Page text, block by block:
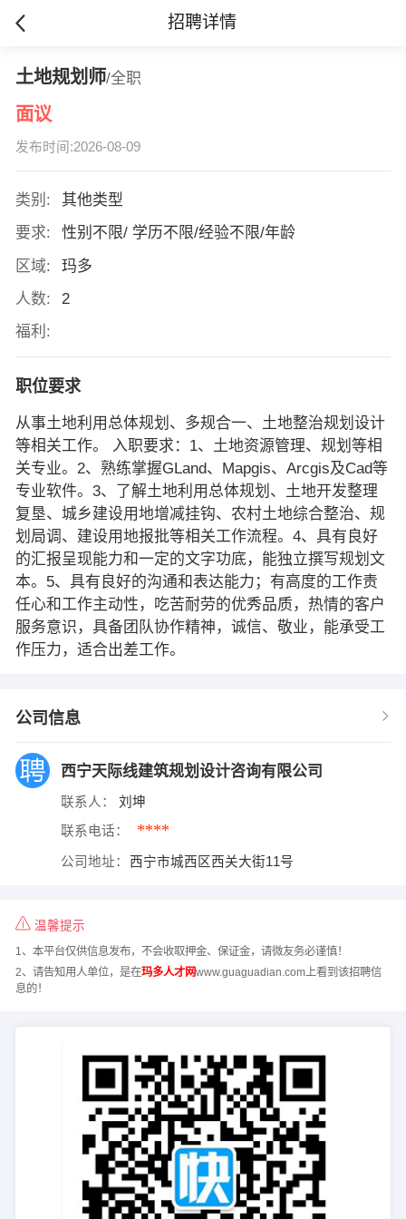
招聘详情
土地规划师/全职
面议
发布时间:2026-08-09
类别:
其他类型
要求:
性别不限/ 学历不限/经验不限/年龄
区域:
玛多
人数:
2
福利:
职位要求
从事土地利用总体规划、多规合一、土地整治规划设计
等相关工作。 入职要求：1、土地资源管理、规划等相
关专业。2、熟练掌握GLand、Mapgis、Arcgis及Cad等
专业软件。3、了解土地利用总体规划、土地开发整理
复垦、城乡建设用地增减挂钩、农村土地综合整治、规
划局调、建设用地报批等相关工作流程。4、具有良好
的汇报呈现能力和一定的文字功底，能独立撰写规划文
本。5、具有良好的沟通和表达能力；有高度的工作责
任心和工作主动性，吃苦耐劳的优秀品质，热情的客户
服务意识，具备团队协作精神，诚信、敬业，能承受工
作压力，适合出差工作。
公司信息
西宁天际线建筑规划设计咨询有限公司
联系人： 刘坤
联系电话： ****
公司地址： 西宁市城西区西关大街11号
温馨提示
1、本平台仅供信息发布，不会收取押金、保证金，请微友务必谨慎！
2、请告知用人单位，是在玛多人才网www.guaguadian.com上看到该招聘信
息的！